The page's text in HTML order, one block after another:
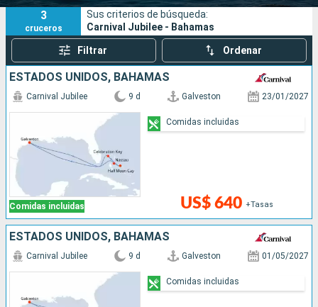
Buscar
3
cruceros
Sus criterios de búsqueda:
Carnival Jubilee - Bahamas
Filtrar Ordenar
ESTADOS UNIDOS, BAHAMAS
Comidas incluidas
Carnival Jubilee 9 d Galveston 23/01/2027
US$ 640 +Tasas
Comidas incluidas
ESTADOS UNIDOS, BAHAMAS
Carnival Jubilee 9 d Galveston 01/05/2027
Comidas incluidas